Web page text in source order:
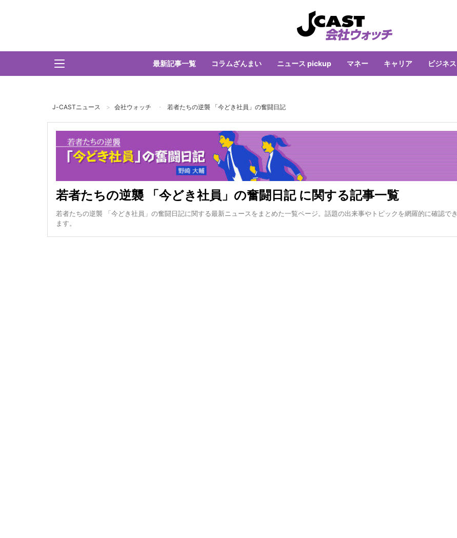
最新記事一覧 コラムざんまい ニュース pickup マネー キャリア ビジネス
J-CASTニュース 会社ウォッチ 若者たちの逆襲 「今どき社員」の奮闘日記
若者たちの逆襲 「今どき社員」の奮闘日記 に関する記事一覧
若者たちの逆襲 「今どき社員」の奮闘日記に関する最新ニュースをまとめた一覧ページ。話題の出来事やトピックを網羅的に確認でき
ます。